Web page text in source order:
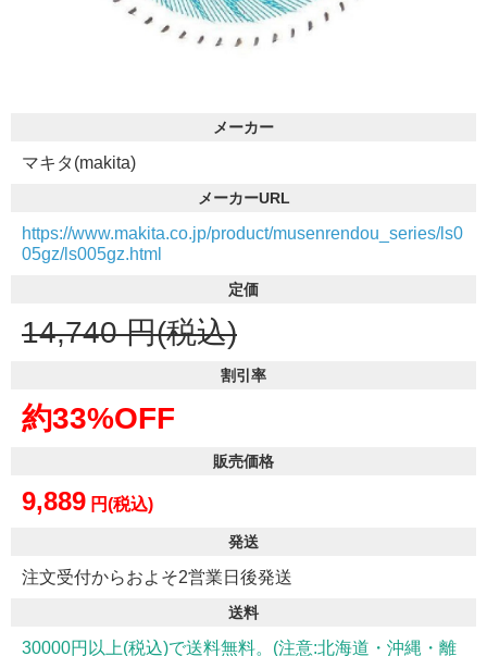
メーカー
マキタ(makita)
メーカーURL
https://www.makita.co.jp/product/musenrendou_series/ls0
05gz/ls005gz.html
定価
14,740 円(税込)
割引率
約33%OFF
販売価格
9,889 円(税込)
発送
注文受付からおよそ2営業日後発送
送料
30000円以上(税込)で送料無料。(注意:北海道・沖縄・離